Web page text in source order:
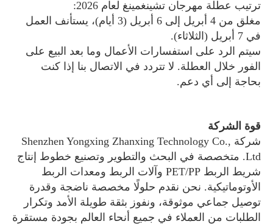
ترتيب عطلة مهرجان تشينغمينغ لعام 2026:
مغلق من 4 أبريل إلى 6 أبريل (3 أيام)، يستأنف العمل
في 7 أبريل (الثلاثاء).
سيتم الرد على استفسارات الأعمال وما بعد البيع على
الفور خلال العطلة. لا تتردد في الاتصال بنا إذا كنت
بحاجة إلى أي دعم.
قوة الشركة
شركة Shenzhen Yongxing Zhanxing Technology Co.,
Ltd. متخصصة في البحث والتطوير وتصنيع خطوط إنتاج
شريط الربط PET/PP وآلات الربط ومعدات الربط
الأوتوماتيكية. نحن نقدم حلولًا مخصصة ناضجة وقدرة
توصيل جماعي موثوقة، ونفوز بثقة طويلة الأمد وتكرار
الطلبات من العملاء في جميع أنحاء العالم بجودة مستقرة